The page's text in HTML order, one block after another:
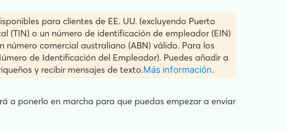
para clientes de EE. UU. (excluyendo Puerto
(TIN) o un número de identificación de empleador (EIN)
comercial australiano (ABN) válido. Para los
de Identificación del Empleador). Puedes añadir a
y recibir mensajes de texto.Más información.
a ponerlo en marcha para que puedas empezar a enviar